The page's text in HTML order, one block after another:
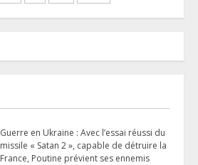
Guerre en Ukraine : Avec l’essai réussi du
missile « Satan 2 », capable de détruire la
France, Poutine prévient ses ennemis